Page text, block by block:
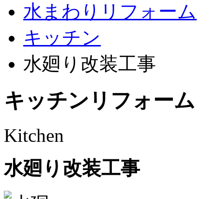
水まわりリフォーム
キッチン
水廻り改装工事
キッチンリフォーム
Kitchen
水廻り改装工事